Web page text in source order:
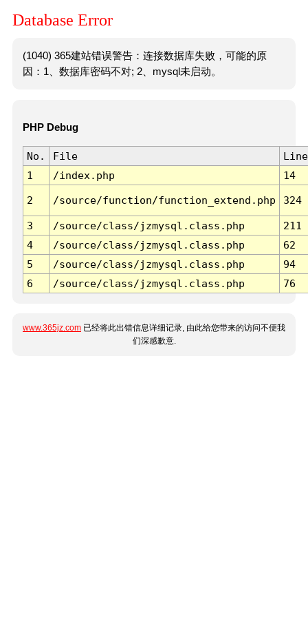
Database Error
(1040) 365建站错误警告：连接数据库失败，可能的原
因：1、数据库密码不对; 2、mysql未启动。
PHP Debug
No. File
Line
1
/index.php 14
2 /source/function/function_extend.php 324
3 /source/class/jzmysql.class.php
211
4
/source/class/jzmysql.class.php
62
5
/source/class/jzmysql.class.php
94
6
/source/class/jzmysql.class.php 76
www.365jz.com 已经将此出错信息详细记录, 由此给您带来的访问不便我
们深感歉意.